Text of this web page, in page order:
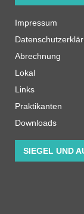
Impressum
Abrechnung
Lokal
Links
Praktikanten
Downloads
SIEGEL UND